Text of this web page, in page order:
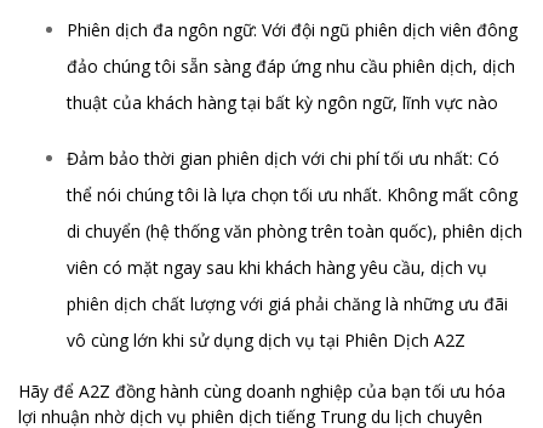
Phiên dịch đa ngôn ngữ: Với đội ngũ phiên dịch viên đông
đảo chúng tôi sẵn sàng đáp ứng nhu cầu phiên dịch, dịch
thuật của khách hàng tại bất kỳ ngôn ngữ, lĩnh vực nào
Đảm bảo thời gian phiên dịch với chi phí tối ưu nhất: Có
thể nói chúng tôi là lựa chọn tối ưu nhất. Không mất công
di chuyển (hệ thống văn phòng trên toàn quốc), phiên dịch
viên có mặt ngay sau khi khách hàng yêu cầu, dịch vụ
phiên dịch chất lượng với giá phải chăng là những ưu đãi
vô cùng lớn khi sử dụng dịch vụ tại Phiên Dịch A2Z
Hãy để A2Z đồng hành cùng doanh nghiệp của bạn tối ưu hóa
lợi nhuận nhờ dịch vụ phiên dịch tiếng Trung du lịch chuyên